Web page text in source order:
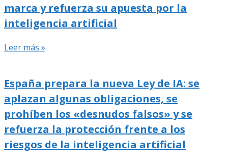
marca y refuerza su apuesta por la
inteligencia artificial
Leer más »
España prepara la nueva Ley de IA: se
aplazan algunas obligaciones, se
prohíben los «desnudos falsos» y se
refuerza la protección frente a los
riesgos de la inteligencia artificial